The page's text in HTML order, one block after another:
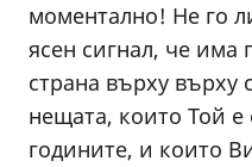
моментално! Не го
ясен сигнал, че има
страна върху върху
нещата, които Той е
годините, и които